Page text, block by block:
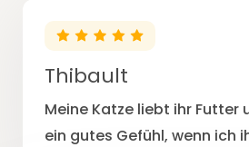
Thibault
Meine Katze liebt ihr Futter
ein gutes Gefühl, wenn ich